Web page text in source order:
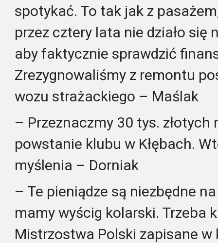
spotykać. To tak jak z
przez cztery lata nie działo się
aby faktycznie sprawdzić
Zrezygnowaliśmy z remontu
wozu strażackiego – Maślak
– Przeznaczmy 30 tys. złotych
powstanie klubu w Kłębach.
myślenia – Dorniak
– Te pieniądze są niezbędne
mamy wyścig kolarski. Trzeba
Mistrzostwa Polski zapisane